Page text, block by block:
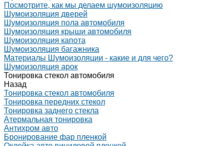
Посмотрите, как мы делаем шумоизоляцию
Шумоизоляция дверей
Шумоизоляция пола автомобиля
Шумоизоляция крыши автомобиля
Шумоизоляция капота
Шумоизоляция багажника
Материалы Шумоизоляции - какие и для чего?
Шумоизоляция арок
Тонировка стекол автомобиля
Назад
Тонировка стекол автомобиля
Тонировка передних стекол
Тонировка заднего стекла
Атермальная тонировка
Антихром авто
Бронирование фар пленкой